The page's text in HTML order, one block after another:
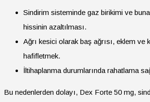
Sindirim sisteminde gaz birikimi ve
hissinin azaltılması.
Ağrı kesici olarak baş ağrısı, eklem ve
hafifletmek.
İltihaplanma durumlarında rahatlama
Bu nedenlerden dolayı, Dex Forte 50 mg,